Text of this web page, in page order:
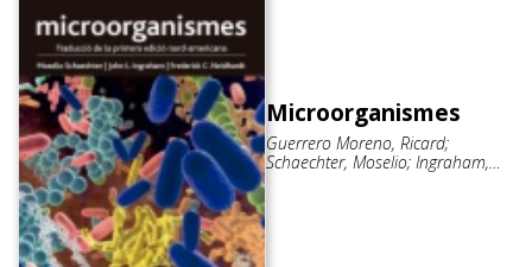
Microorganismes
Guerrero Moreno, Ricard;
Schaechter, Moselio; Ingraham,